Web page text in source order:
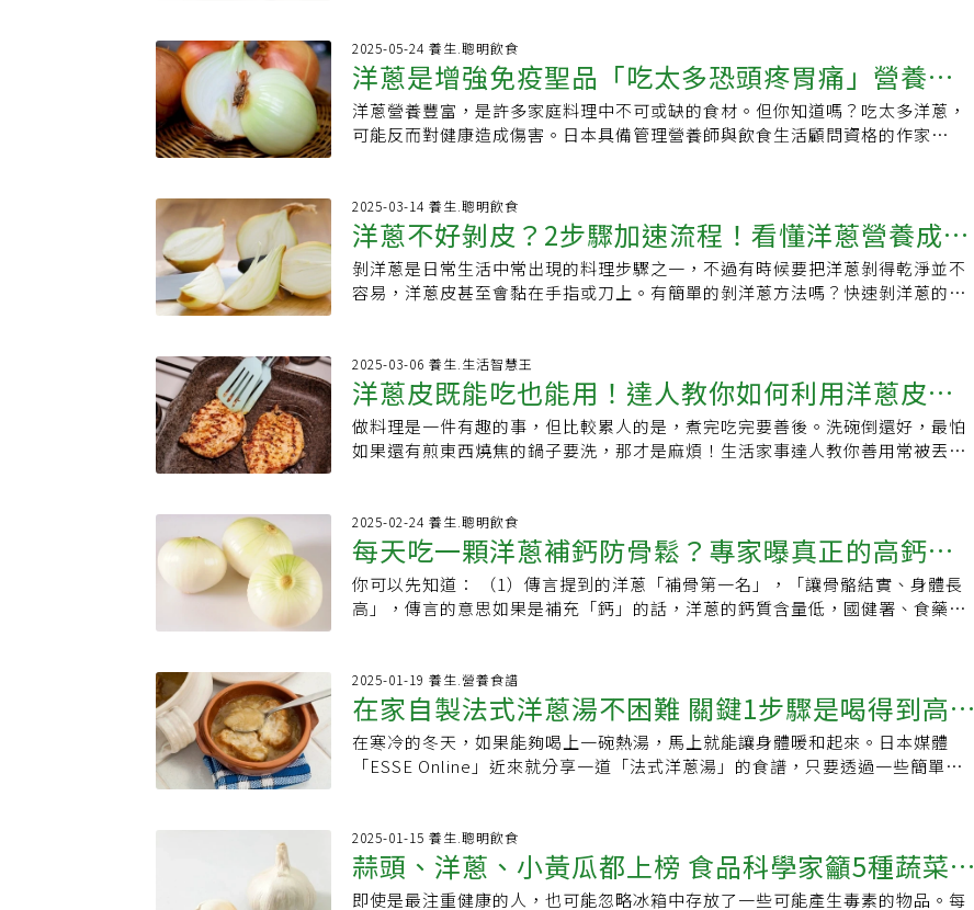
覺得「沒鹽味會不習慣」，但只要持續喝下去，自然而然就能嚐到蔬菜真正的甜
味與鮮味。更重要的是，如果只靠野菜湯就能不必依賴藥物維持健康，那不是最
好嗎？天野向病患推薦時也會說：「把這當作一種食物型的藥」。重點是不能偶
爾喝，而要天天喝。這點與藥一樣。原先天野每天喝5種漢方藥，後來出現副作用
融入日常生活。特別是前三個月，三餐都喝，效果最為明顯。無鹽蔬菜湯食譜作
法使用洋蔥、紅蘿蔔、高麗菜、南瓜4種蔬菜，切塊後加水，用小火煮20分鐘即
可。切法不必細緻，粗切即可，做法簡單。・洋蔥洋蔥皮含有大量槲皮素，具抗
氧化、強化血管的作用，因此皮也一併使用。・紅蘿蔔含豐富β-胡蘿蔔素，具有
強力抗氧化效果，有助維持皮膚與黏膜健康。・高麗菜富含維生素C，屬水溶性，
（100g）南瓜…1/8顆（100g）水…5杯前田浩醫師原版的「提升免疫力蔬菜
湯」建議將蔬菜切小並煮30〜40分鐘，以更容易釋放植化素。但如果目標是改善
高血壓或高血糖，只要「粗切、煮20分鐘」即可達到足夠效果。
白洋蔥同樣含有磷與鋅，對骨骼與免疫系統都有益，是烹飪中增加風味又不增加
熱量的理想選擇。腸胃敏感族群，紅洋蔥可能較刺激若有腸躁症（IBS）或腸胃敏
感，Baham建議要留意紅洋蔥中的果聚糖（Fructans）含量。這是一種可發酵性
碳水化合物，可能在腸道內產氣導致腹脹。相對而言，白洋蔥較不容易引起不
適，是腸胃較敏感者的溫和選擇。想減重？兩種洋蔥都能幫上忙Baham指出，
師建議：交替食用最理想Hill強調，紅洋蔥抗氧化力較高，白洋蔥則更好消化，建
議平時可依料理搭配交替使用。舉例來說，紅洋蔥適合冷盤、生菜沙拉，白洋蔥
則能作為湯品、炒菜或燉菜基底。只要善用兩者的特性，就能吃進豐富營養，也
讓飲食更有變化。紅白洋蔥，一起吃才是最健康的選擇不論選紅或白，洋蔥都是
彩繽紛的洋蔥成為你餐桌上的健康亮點。
令人驚喜的層次感。若想增加口感與顏色，可以放入彩椒或洋蔥丁，一起拌炒後
再燉煮；想重現夏季現採玉米的香甜滋味，也能在燉煮時加一點糖或蜂蜜提味。
最後灑上香草與香料，如煙燻紅椒粉、辣椒粉或歐芹碎，立刻讓家常罐頭菜變成
有深度的配菜。小小改變，讓日常餐桌更有驚喜只需多一道小工序，就能讓普通
角。
因辛辣味過重而難以下嚥，但曬過後的洋蔥辛味會減弱，入口後更顯溫和。同
時，經過乾燥處理後，洋蔥中的營養素也會被「濃縮」，讓人體更容易攝取。日
常料理不僅美味度提升，營養價值也跟著升級。曬洋蔥＝攝取更多槲皮素槲皮素
是洋蔥苦味的來源之一，屬於多酚的一種。經過曬乾處理後，槲皮素的含量可增
加至4倍，這是一種對健康與美容都非常有益的成分。保存性提升也是優點和原本
費。曬洋蔥的小技巧地點：選擇不會淋到雨、空氣流通良好的地方方法：可以放
入網袋或籃子吊掛，或平鋪在報紙上時間：以一周為基準即可要注意避免過度曝
曬於直射陽光下，否則反而容易腐壞，選擇「半日陰」的環境最適合。曬洋蔥的
活用料理燉煮料理：加入咖哩或燉菜，能讓甜味與濃厚感更明顯湯品：慢火熬煮
入碗中（不用泡水）‧撕小塊的起司放入‧加入一小袋柴魚片‧淋上和風醬拌勻
完成後，就是一道清爽又美味的副菜。曬過的洋蔥變得香甜，搭配起司與柴魚片
風味更佳。非常適合夏天或餐桌上的小菜。槲皮素的健康益處根據元氣周報報
導，槲皮素（Quercetin）是一種黃酮類（flavonoid）化合物，廣泛存在於許多
蔬果中，賦予蔬果多彩的色澤，是天然的植物色素。它也是一種抗氧化劑，具有
2025-05-24 養生.聰明飲食
洋蔥是增強免疫聖品「吃太多恐頭疼胃痛」營養師
揭每日食用上限
洋蔥營養豐富，是許多家庭料理中不可或缺的食材。但你知道嗎？吃太多洋蔥，
可能反而對健康造成傷害。日本具備管理營養師與飲食生活顧問資格的作家
分為地下的鱗莖，其獨特的氣味與辛辣感，來自含硫化合物（如：硫化亞磷、異
硫化亞磷等）。這些成分在切碎或搗碎時會活化，進一步提升維生素B1的吸收效
率，對於疲勞恢復與能量代謝有正面幫助。此外，洋蔥含有維生素C、B6、葉
酸、食物纖維與銅，有助維持免疫機能、調整腸道環境、改善皮膚健康與預防貧
血等。與豬肉或糙米等富含維生素B1的食材一同攝取，更能提升整體營養價值。
胸悶、腹痛、下痢等消化不適；腸道菌叢失衡的狀況也可能因此加劇。其次，洋
蔥中的硫化物會隨著血液循環進入全身，經由汗腺與肺部排出，可能造成口臭或
體味加重的情況。特別是在胃腸機能較弱或身體疲勞時，這些氣味更容易被釋放
出來。更讓人意想不到的是，洋蔥中的某些成分如「酪胺（Tyramine）」可能導
降低刺激性Yukari建議，成人每日食用洋蔥量應控制在50克（約中型洋蔥1/4顆）
以內，特別是生食時更應謹慎。切碎或壓碎後靜置一段時間，或經過充分加熱，
有助降低刺激性與不適風險。若想多吃一點，建議選擇烹煮過、煮軟的洋蔥料
理，不僅風味更溫和，也較不易引發不良反應。不過，需注意即使加熱也無法減
少酪胺含量，因此仍需控制攝取總量。哪些時候不宜吃洋蔥？身體虛弱或腸胃敏
總之，洋蔥是一種營養價值高的蔬菜，只要掌握好食用時機與份量，就能避免副
作用，發揮其對身體的正面效益。資料來源 / Benesse
2025-03-14 養生.聰明飲食
洋蔥不好剝皮？2步驟加速流程！看懂洋蔥營養成分
及4大益處
剝洋蔥是日常生活中常出現的料理步驟之一，不過有時候要把洋蔥剝得乾淨並不
容易，洋蔥皮甚至會黏在手指或刀上。有簡單的剝洋蔥方法嗎？快速剝洋蔥的祕
洋蔥，抓住皮集中的尖端部分向下拉，就能快速剝好洋蔥了。切洋蔥如何不流
淚？根據農糧署粉絲專頁指出，切洋蔥不流淚就要「減少洋蔥細胞被破壞」，以
避免含硫胺基酸因分解而產生具刺激性的揮發硫化合物。因此，選用鋒利刀具、
順著縱向紋路切或採推切或拉切，都是切洋蔥時不會流淚的好選擇。洋蔥有哪些
營養成分？洋蔥是百合科植物的一部分，這個家族包括大蒜、韭蔥和細香蔥等辛
說，洋蔥富含鈣、磷、鐵、維生素A、B、C、硫化物(蒜素)、前列素、硒元素、槲
皮素、類黃酮素及膳食纖維。每週飲食中多吃這種蔬菜可能有助於：1.降低癌症
風險2019年的一項研究發現，每年食用35磅（約15公斤）的洋蔥和其他蔥屬蔬
菜，可能將罹患大腸癌風險降低近80%。2.減少自由基損傷洋蔥含有多種不同的
3.有益心臟健康洋蔥中的槲皮素提供了許多對心臟健康有益的效果，特別是那些
患有肥胖和代謝症候群的人。代謝症候群是多種風險因素的結合，包括超重、高
血壓、高膽固醇和高血糖，皆會增加心臟病的風險。4.增進腸道健康洋蔥富含益
生元和纖維，是腸道細菌優質的食物來源。然而，腸道細菌分解洋蔥時產生的發
酵作用也可能引起脹氣和腹脹。因此，熟洋蔥比生洋蔥更容易消化，也較不容易
臉書粉專：鮮享農YA - 農糧署．食農教育整合平臺：洋蔥7個小知識
2025-03-06 養生.生活智慧王
洋蔥皮既能吃也能用！達人教你如何利用洋蔥皮刷
洗燒焦鍋子
做料理是一件有趣的事，但比較累人的是，煮完吃完要善後。洗碗倒還好，最怕
如果還有煎東西燒焦的鍋子要洗，那才是麻煩！生活家事達人教你善用常被丟棄
鍋子刮壞。日本網站《grape》介紹了Instagram上一位經常分享日常生活有用小
撇步的網友Aki (aki._.lifestyle)的方法，他教大家用經常被丟棄的洋蔥皮清除。大
部分人在處理洋蔥時，會先剝掉外層的洋蔥皮，而這被剝掉的洋蔥皮大多會被丟
進垃圾桶。下次試著將洋蔥皮留下，利用它們來刷洗燒焦的鍋子、難清洗的咖哩
漬、滷燉後的髒鍋等。但要怎麼做呢？首先將洋蔥皮放入鍋中煎一下，接著加水
火慢慢煮約30分鐘，煮完後讓鍋子冷卻並讓成分滲透到污漬中。這時可以發現，
待這些殘渣污垢變軟後，不需費力就能將它們刷洗乾淨。洋蔥皮之所以能去除燒
焦的食物殘渣，是因洋蔥皮中所含的烯丙基硫醚和槲皮素的作用所致。煮沸後，
這些成分溶解在水中，並帶走燒焦的殘渣和污垢。吃洋蔥提升免疫力 洋蔥皮也能
署》臉書粉絲專頁建議大家，氣候多變的時候，多吃點洋蔥能提升免疫力，
《Health.com》網站也曾列舉吃洋蔥的諸多好處，包括預防癌症發生、增加骨質
密度、助降膽固醇及護腸胃道健康等。而許多蔬果的皮其實都可以食用，洋蔥皮
2025-02-24 養生.聰明飲食
每天吃一顆洋蔥補鈣防骨鬆？專家曝真正的高鈣食
物是這些！
你可以先知道： （1）傳言提到的洋蔥「補骨第一名」，「讓骨骼結實、身體長
高」，傳言的意思如果是補充「鈣」的話，洋蔥的鈣質含量低，國健署、食藥署
制破骨細胞活性」、「減少骨骼中礦物質的流失」，也就是「存骨本」的意思的
話，食藥署闢謠表示「影響骨質的因素很多，洋蔥是否能有效延緩或抑制骨質流
失，尚待更多科學研究」，而國健署則澄清「不管是『補鈣』、 或是『存骨
本』，得從開源、多攝取高鈣食物做起」，可見傳言說法錯誤。網傳「洋蔥補骨
髓比鈣快十倍不止，補骨第一名」，傳言出處的研究應是指洋蔥含有特殊成分
鈣，都曾由食藥署、國健署公開闢謠澄清；此外，該研究為細胞實驗、動物實
驗，不能推論為人體上也有同樣效果，且推算的劑量為每天得吃一顆中型到小型
的洋蔥，實務上並不可行。 吃洋蔥防骨質疏鬆症 原始謠傳版本： 洋蔥補骨髓比
2025-01-19 養生.營養食譜
在家自製法式洋蔥湯不困難 關鍵1步驟是喝得到高雅
甜味的重點
在寒冷的冬天，如果能夠喝上一碗熱湯，馬上就能讓身體暖和起來。日本媒體
「ESSE Online」近來就分享一道「法式洋蔥湯」的食譜，只要透過一些簡單的
高湯粉 半小匙鹽 1小匙胡椒 少許法式長棍麵包 4公分格呂耶爾起司絲 80公克料理
方式：1.洋蔥去芯、切絲，大蒜切薄片。2.在鍋內放油，倒入洋蔥和大蒜炒至柔
軟，蓋上蓋子轉小火。中間適時翻攪，直到約30至40分鐘變成焦褐色，徹底釋放
2025-01-15 養生.聰明飲食
蒜頭、洋蔥、小黃瓜都上榜 食品科學家籲5種蔬菜別
即使是最注重健康的人，也可能忽略冰箱中存放了一些可能產生毒素的物品。每